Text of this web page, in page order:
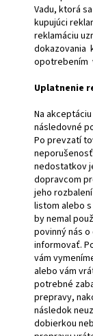
Vadu, ktorá
kupujúci
reklamáciu
dokazovania
opotrebením
Uplatnenie
Na
následovné
Po prevzatí
nedostatkov
dopravcom
jeho
listom alebo
by nemal
povinný nás
informovať.
vám
alebo vám
potrebné
prepravy,
následok
dobierkou